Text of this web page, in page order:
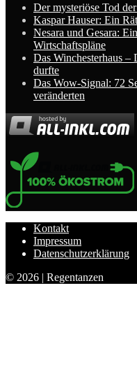
Der mysteriöse Tod
Kaspar Hauser: Ein
Nesara und Gesara:
Wirtschaftspläne
Das Winchesterhaus –
durfte
Das Wow-Signal: 72
veränderten
Kontakt
Impressum
Datenschutzerklärung
© 2026 | Regentanzen